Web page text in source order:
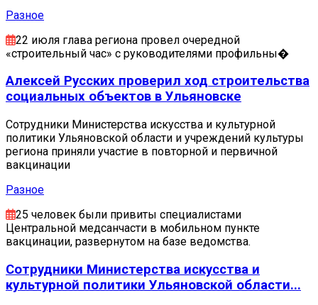
Разное
22 июля глава региона провел очередной
«строительный час» с руководителями профильны�
Алексей Русских проверил ход строительства
социальных объектов в Ульяновске
Cотрудники Министерства искусства и культурной
политики Ульяновской области и учреждений культуры
региона приняли участие в повторной и первичной
вакцинации
Разное
25 человек были привиты специалистами
Центральной медсанчасти в мобильном пункте
вакцинации, развернутом на базе ведомства.
Cотрудники Министерства искусства и
культурной политики Ульяновской области...